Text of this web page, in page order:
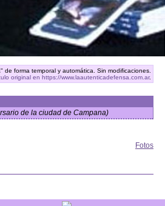
forma temporal y automática. Sin modificaciones.
original en https://www.laautenticadefensa.com.ar.
de la ciudad de Campana)
Fotos